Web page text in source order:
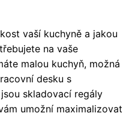
vaší kuchyně a jakou
na vaše
malou kuchyň, možná
desku s
skladovací regály
umožní maximalizovat